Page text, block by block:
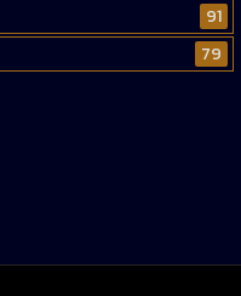
91
79